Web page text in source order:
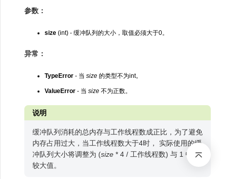
参数：
size (int) - 缓冲队列的大小，取值必须大于0。
异常：
TypeError - 当 size 的类型不为int。
ValueError - 当 size 不为正数。
说明
缓冲队列消耗的总内存与工作线程数成正比，为了避免
内存占用过大，当工作线程数大于4时， 实际使用的缓
冲队列大小将调整为 (size * 4 / 工作线程数) 与 1 中的
较大值。